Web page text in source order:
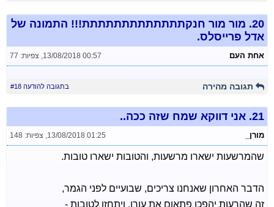
20. מור מור חנקתתתתתתתתתתתתת!!! התמונה של
אדל פרייסלס.
אחת העם 13/08/2018 00:57
, צפיות: 77
תגובה מהירה בתגובה להודעה #18
21. אני דווקא שמח שזה ככה..
מורן_ 13/08/2018 01:25
, צפיות: 148
שהמרשעות ישארו מרשעות, והטובות ישארו טובות.
הדבר האחרון שאנחנו צריכים, שבועיים לפני הגמר,
זה שהרעות יהפכו פתאום את עורן, ויתחזו לטובות -